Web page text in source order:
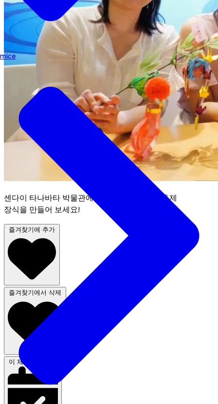
mice
센다이 타나바타 박물관에서 나만의 타나바타 축제
장식을 만들어 보세요!
즐겨찾기에 추가
즐겨찾기에서 삭제
이 체험 신청하기